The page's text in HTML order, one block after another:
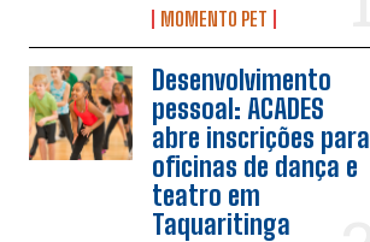
MOMENTO PET
Desenvolvimento
pessoal: ACADES
abre inscrições para
oficinas de dança e
teatro em
Taquaritinga